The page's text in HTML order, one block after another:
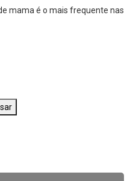
mama é o mais frequente nas